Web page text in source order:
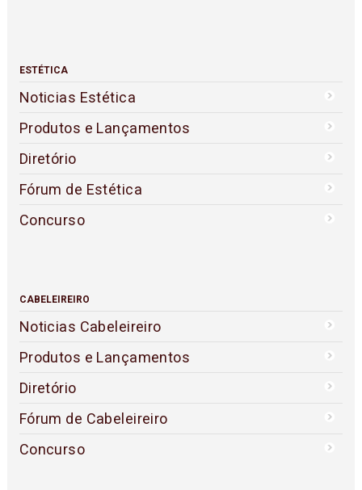
ESTÉTICA
Noticias Estética
Produtos e Lançamentos
Diretório
Fórum de Estética
Concurso
CABELEIREIRO
Noticias Cabeleireiro
Produtos e Lançamentos
Diretório
Fórum de Cabeleireiro
Concurso